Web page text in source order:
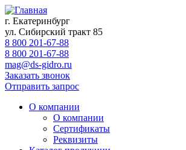
г. Екатеринбург
ул. Сибирский тракт 85
8 800 201-67-88
8 800 201-67-88
mag@ds-gidro.ru
Заказать звонок
Отправить запрос
О компании
О компании
Сертификаты
Реквизиты